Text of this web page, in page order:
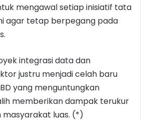
mengawal setiap inisiatif tata
agar tetap berpegang pada
integrasi data dan
justru menjadi celah baru
yang menguntungkan
memberikan dampak terukur
luas. (*)